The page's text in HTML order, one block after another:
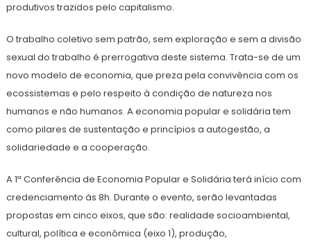
produtivos trazidos pelo capitalismo.
O trabalho coletivo sem patrão, sem exploração e sem a divisão
sexual do trabalho é prerrogativa deste sistema. Trata-se de um
novo modelo de economia, que preza pela convivência com os
ecossistemas e pelo respeito à condição de natureza nos
humanos e não humanos. A economia popular e solidária tem
como pilares de sustentação e princípios a autogestão, a
solidariedade e a cooperação.
A 1ª Conferência de Economia Popular e Solidária terá início com
credenciamento às 8h. Durante o evento, serão levantadas
propostas em cinco eixos, que são: realidade socioambiental,
cultural, política e econômica (eixo 1), produção,